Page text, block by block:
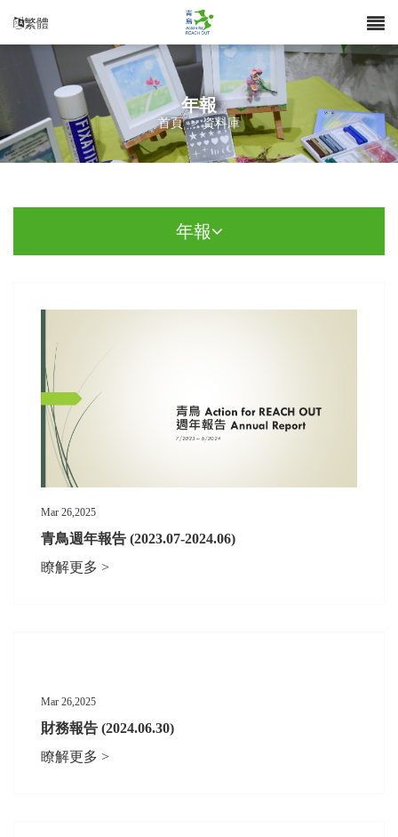
繁體
年報
首頁 > 資料庫
年報
Mar 26,2025
青鳥週年報告 (2023.07-2024.06)
瞭解更多 >
Mar 26,2025
財務報告 (2024.06.30)
瞭解更多 >